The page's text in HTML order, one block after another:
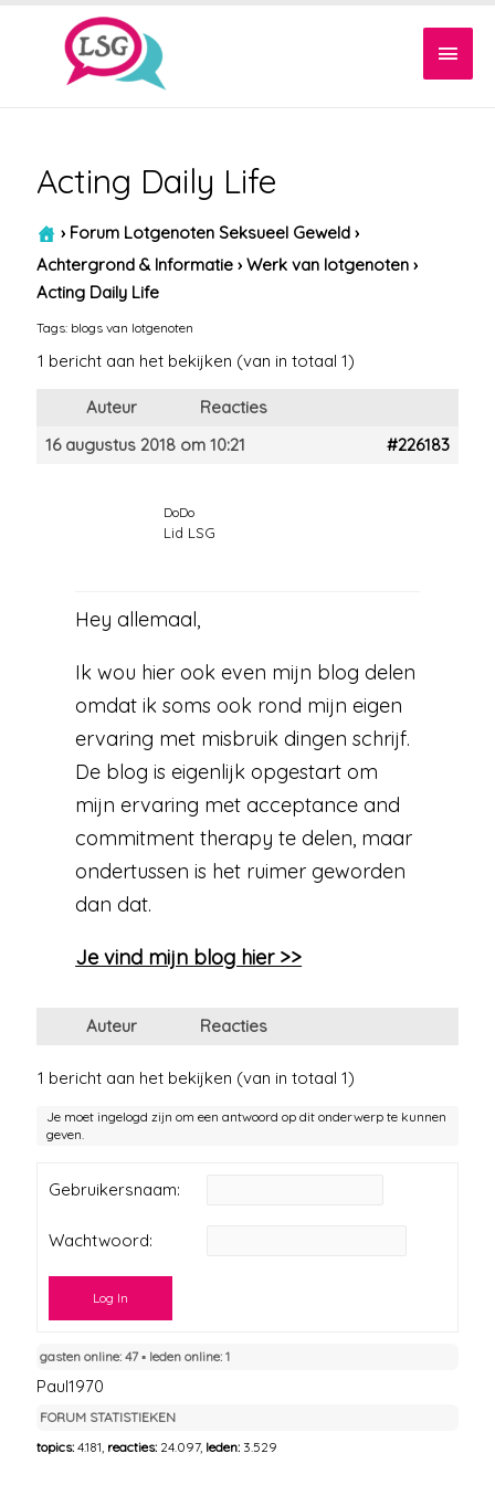
Acting Daily Life
› Forum Lotgenoten Seksueel Geweld ›
Achtergrond & Informatie › Werk van lotgenoten ›
Acting Daily Life
Tags: blogs van lotgenoten
1 bericht aan het bekijken (van in totaal 1)
Auteur
Reacties
16 augustus 2018 om 10:21
#226183
DoDo
Lid LSG
Hey allemaal,
Ik wou hier ook even mijn blog delen
omdat ik soms ook rond mijn eigen
ervaring met misbruik dingen schrijf.
De blog is eigenlijk opgestart om
mijn ervaring met acceptance and
commitment therapy te delen, maar
ondertussen is het ruimer geworden
dan dat.
Je vind mijn blog hier >>
Auteur Reacties
1 bericht aan het bekijken (van in totaal 1)
Je moet ingelogd zijn om een antwoord op dit onderwerp te kunnen
geven.
Gebruikersnaam:
Wachtwoord:
Log In
gasten online: 47 ▪︎ leden online: 1
Paul1970
FORUM STATISTIEKEN
topics:4.181, reacties: 24.097, leden: 3.529